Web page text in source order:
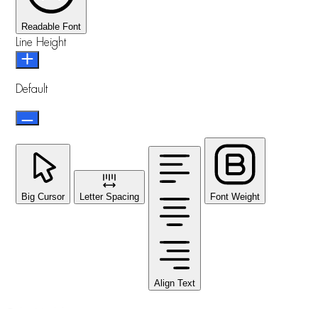
Readable Font
Line Height
Default
Big Cursor Letter Spacing
Align Text
Font Weight